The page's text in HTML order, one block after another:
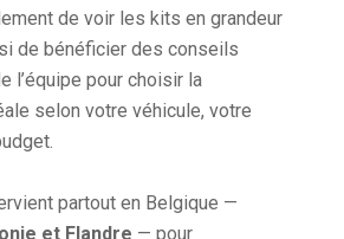
de voir les kits en grandeur
de bénéficier des conseils
l’équipe pour choisir la
selon votre véhicule, votre
partout en Belgique —
et Flandre — pour